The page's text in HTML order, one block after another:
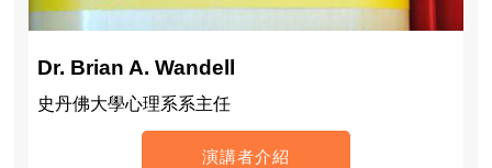
Dr. Brian A. Wandell
史丹佛大學心理系系主任
演講者介紹